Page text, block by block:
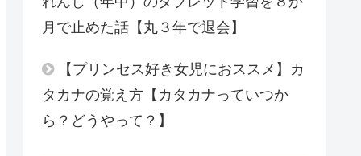
月で止めた話【丸３年で退会】
【プリンセス好き女児におススメ】カ
タカナの覚え方【カタカナっていつか
ら？どうやって？】